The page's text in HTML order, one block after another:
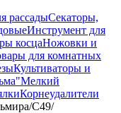
рассадыСекаторы,
Инструмент для
косцаНожовки и
для комнатных
Культиваторы и
Мелкий
Корнеудалители
С49/